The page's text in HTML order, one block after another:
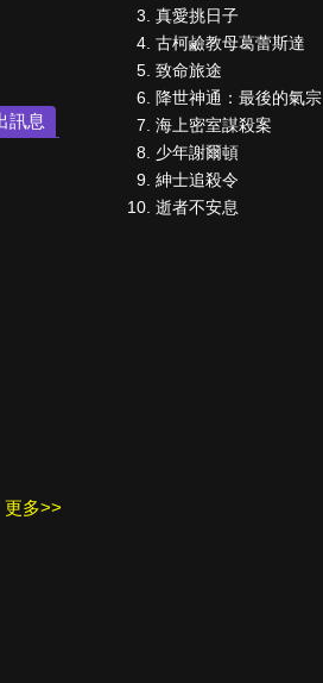
訊息
更多>>
真愛挑日子
古柯鹼教母葛蕾斯達
致命旅途
降世神通：最後的氣宗
海上密室謀殺案
少年謝爾頓
紳士追殺令
逝者不安息